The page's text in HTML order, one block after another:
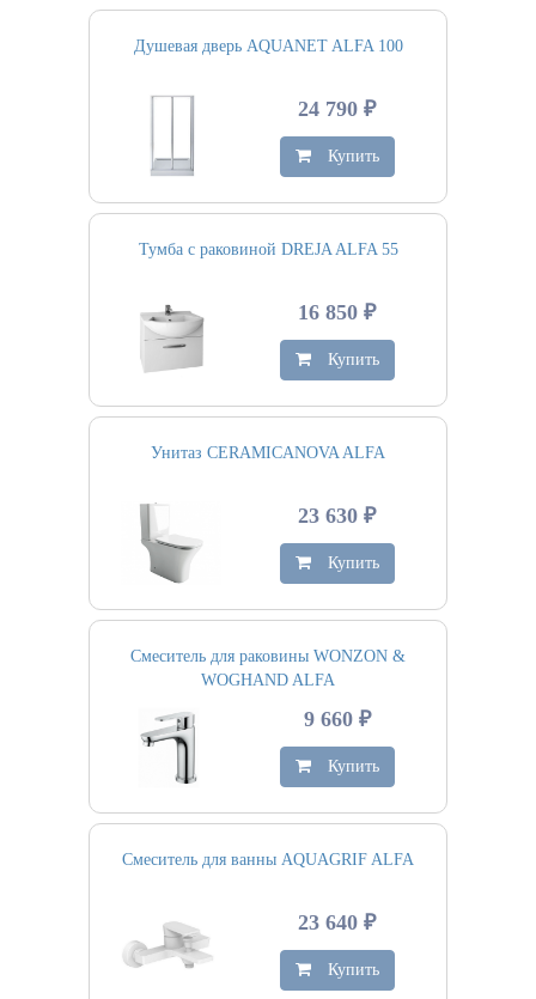
Душевая дверь AQUANET ALFA 100
24 790 ₽
Купить
Тумба с раковиной DREJA ALFA 55
16 850 ₽
Купить
Унитаз CERAMICANOVA ALFA
23 630 ₽
Купить
Смеситель для раковины WONZON &
WOGHAND ALFA
9 660 ₽
Купить
Смеситель для ванны AQUAGRIF ALFA
23 640 ₽
Купить